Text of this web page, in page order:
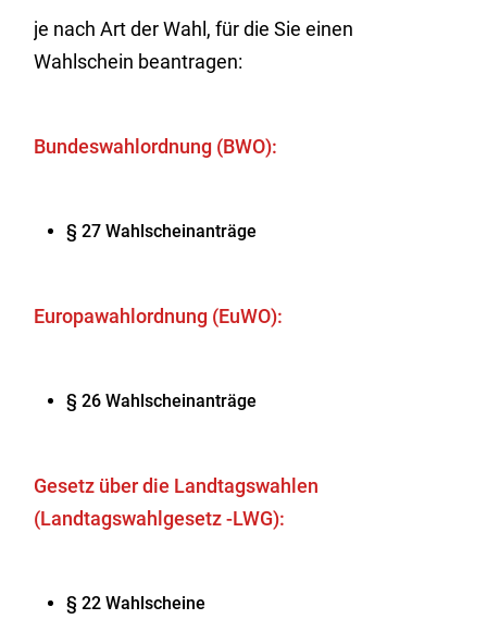
je nach Art der Wahl, für die Sie einen
Wahlschein beantragen:
Bundeswahlordnung (BWO):
§ 27 Wahlscheinanträge
Europawahlordnung (EuWO):
§ 26 Wahlscheinanträge
Gesetz über die Landtagswahlen
(Landtagswahlgesetz -LWG):
§ 22 Wahlscheine